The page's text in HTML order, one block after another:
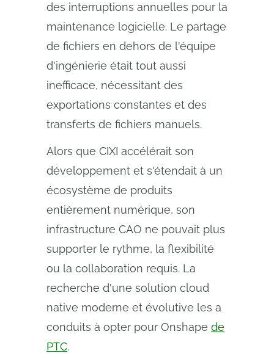
des interruptions annuelles pour la
maintenance logicielle. Le partage
de fichiers en dehors de l'équipe
d'ingénierie était tout aussi
inefficace, nécessitant des
exportations constantes et des
transferts de fichiers manuels.
Alors que CIXI accélérait son
développement et s'étendait à un
écosystème de produits
entièrement numérique, son
infrastructure CAO ne pouvait plus
supporter le rythme, la flexibilité
ou la collaboration requis. La
recherche d'une solution cloud
native moderne et évolutive les a
conduits à opter pour Onshape de
PTC.